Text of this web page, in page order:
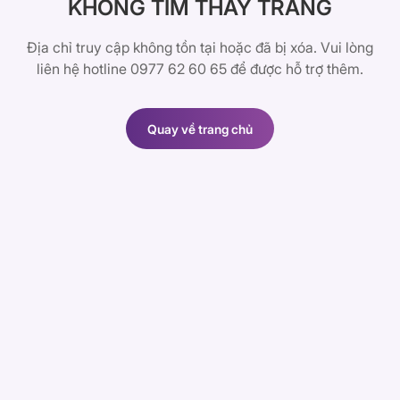
KHÔNG TÌM THẤY TRANG
Địa chỉ truy cập không tồn tại hoặc đã bị xóa. Vui lòng
liên hệ hotline 0977 62 60 65 để được hỗ trợ thêm.
Quay về trang chủ
Quay về trang chủ